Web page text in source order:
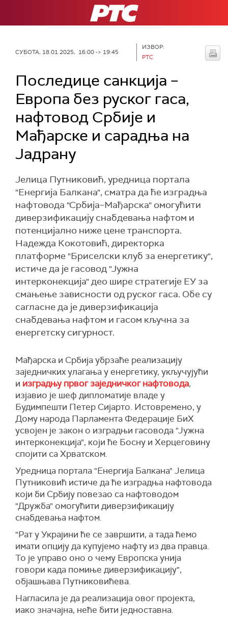
РТС
СУБОТА, 18.01.2025, 16:00 -> 19:45
ИЗВОР:
РТС
Последице санкција –
Европа без руског гаса,
нафтовод Србије и
Мађарске и сарадња на
Јадрану
Јелица Путниковић, уредница портала
"Енергија Балкана", сматра да ће изградња
нафтовода "Србија–Мађарска" омогућити
диверзификацију снабдевања нафтом и
потенцијално ниже цене транспорта.
Надежда Кокотовић, директорка
платформе "Бриселски клуб за енергетику",
истиче да је гасовод "Јужна
интерконекција" део шире стратегије ЕУ за
смањење зависности од руског гаса. Обе су
сагласне да је диверзификација
снабдевања нафтом и гасом кључна за
енергетску сигурност.
Мађарска и Србија убрзаће реализацију
заједничких улагања у енергетику, укључујући
и изградњу првог заједничког нафтовода,
изјавио је шеф дипломатије владе у
Будимпешти Петер Сијарто. Истовремено, у
Дому народа Парламента Федерације БиХ
усвојен је закон о изградњи гасовода "Јужна
интерконекција", који ће Босну и Херцеговину
спојити са Хрватском.
Уредница портала "Енергија Балкана" Јелица
Путниковић истиче да ће изградња нафтовода
који би Србију повезао са нафтоводом
"Дружба" омогућити диверзификацију
снабдевања нафтом.
"Рат у Украјини ће се завршити, а тада ћемо
имати опцију да купујемо нафту из два правца.
То је управо оно о чему Европска унија
говори када помиње диверзификацију",
објашњава Путниковићева.
Нагласила је да реализација овог пројекта,
иако значајна, неће бити једноставна.